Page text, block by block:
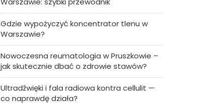
Gdzie wypożyczyć koncentrator tlenu w
Warszawie?
Nowoczesna reumatologia w Pruszkowie –
jak skutecznie dbać o zdrowie stawów?
Ultradźwięki i fala radiowa kontra cellulit —
co naprawdę działa?